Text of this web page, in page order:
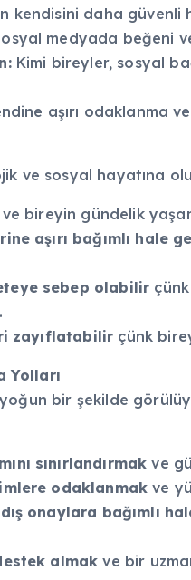
kendisini daha güvenli
medyada beğeni
Kimi bireyler, sosyal
aşırı odaklanma
ve sosyal hayatına
ve bireyin gündelik
aşırı bağımlı hale
sebep olabilir
zayıflatabilir çünk
Yolları
bir şekilde
sınırlandırmak ve
odaklanmak ve
onaylara bağımlı
almak ve bir